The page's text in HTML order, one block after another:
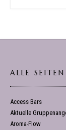
ALLE
Access Bars
Aktuelle
Aroma-Flow